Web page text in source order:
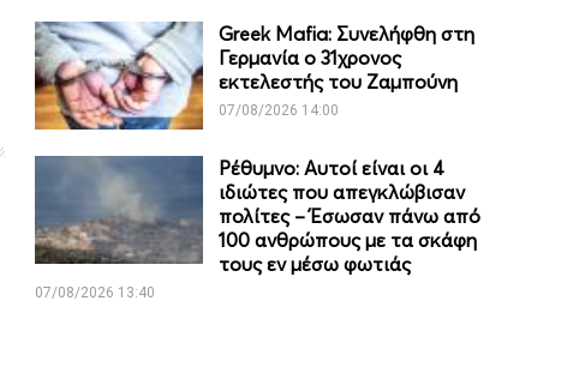
Greek Mafia: Συνελήφθη στη
Γερμανία ο 31χρονος
εκτελεστής του Ζαμπούνη
07/08/2026 14:00
Ρέθυμνο: Αυτοί είναι οι 4
ιδιώτες που απεγκλώβισαν
πολίτες – Έσωσαν πάνω από
100 ανθρώπους με τα σκάφη
τους εν μέσω φωτιάς
07/08/2026 13:40